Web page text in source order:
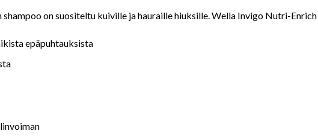
on suositeltu kuiville ja hauraille hiuksille. Wella Invigo Nutri-
epäpuhtauksista